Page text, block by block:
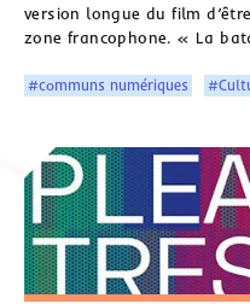
version longue du film
zone francophone. « La
#communs numériques